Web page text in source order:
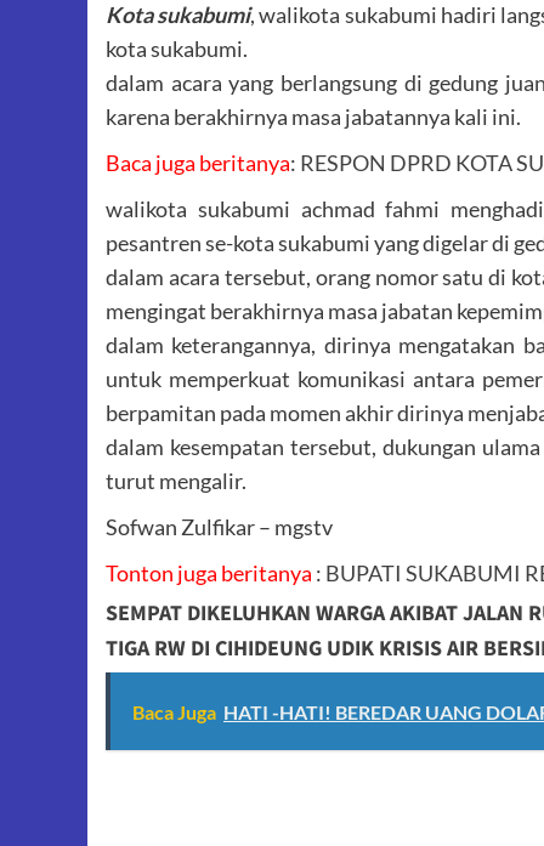
Kota sukabumi, walikota sukabumi hadiri
kota sukabumi.
dalam acara yang berlangsung di gedung
karena berakhirnya masa jabatannya kali ini.
Baca juga beritanya: RESPON DPRD KOTA
walikota sukabumi achmad fahmi
pesantren se-kota sukabumi yang digelar di
dalam acara tersebut, orang nomor satu di
mengingat berakhirnya masa jabatan
dalam keterangannya, dirinya mengatakan
untuk memperkuat komunikasi antara
berpamitan pada momen akhir dirinya
dalam kesempatan tersebut, dukungan
turut mengalir.
Sofwan Zulfikar – mgstv
Tonton juga beritanya : BUPATI SUKABUMI
SEMPAT DIKELUHKAN WARGA AKIBAT JALAN
TIGA RW DI CIHIDEUNG UDIK KRISIS AIR
Baca Juga HATI -HATI! BEREDAR UANG